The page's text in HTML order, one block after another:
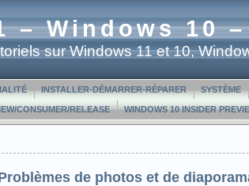
– Windows 10
sur Windows 11 et 10,
INSTALLER-DÉMARRER-RÉPARER SYSTÈME
CONSUMER/RELEASE WINDOWS 10 INSIDER
de photos et de